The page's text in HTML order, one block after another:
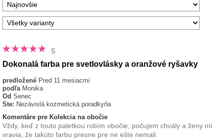
5
Dokonalá farba pre svetlovlásky a oranžové ryšavky
predložené Pred 11 mesiacmi
podľa Monika
Od Senec
Ste: Nezávislá kozmetická poradkyňa
Komentáre pre Kolekcia na obočie
Vždy, keď z touto paletkou robím obočie, počujem chvály a ženy mi
vravia, že takúto farbu presne pre ne ešte nemali